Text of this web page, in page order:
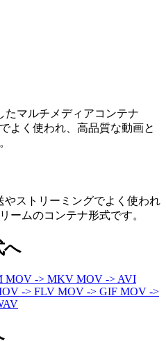
たマルチメディアコンテナ
よく使われ、高品質な動画と
やストリーミングでよく使われ
ームのコンテナ形式です。
へ
MOV -> MKV MOV -> AVI
-> FLV MOV -> GIF MOV ->